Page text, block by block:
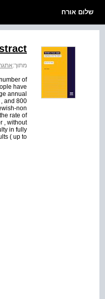
שלום אורח
מתוך:
of
have
annual
and 800
non
rate of
, without
in fully
( up to ...